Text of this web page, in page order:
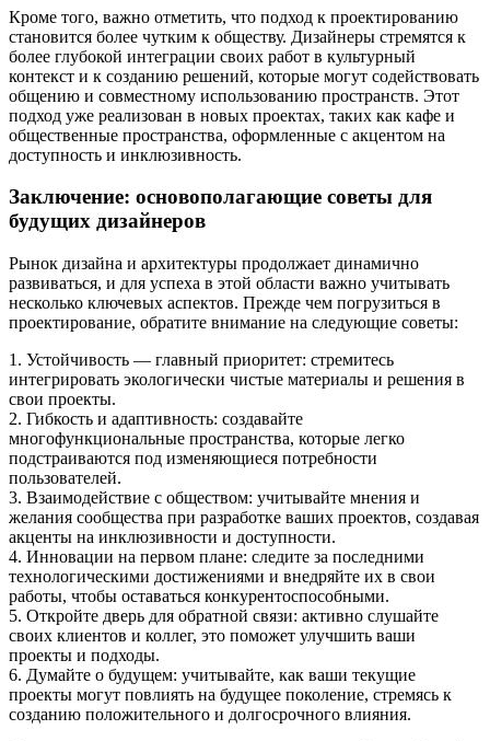
Кроме того, важно отметить, что подход к проектированию
становится более чутким к обществу. Дизайнеры стремятся к
более глубокой интеграции своих работ в культурный
контекст и к созданию решений, которые могут содействовать
общению и совместному использованию пространств. Этот
подход уже реализован в новых проектах, таких как кафе и
общественные пространства, оформленные с акцентом на
доступность и инклюзивность.
Заключение: основополагающие советы для
будущих дизайнеров
Рынок дизайна и архитектуры продолжает динамично
развиваться, и для успеха в этой области важно учитывать
несколько ключевых аспектов. Прежде чем погрузиться в
проектирование, обратите внимание на следующие советы:
1. Устойчивость — главный приоритет: стремитесь
интегрировать экологически чистые материалы и решения в
свои проекты.
2. Гибкость и адаптивность: создавайте
многофункциональные пространства, которые легко
подстраиваются под изменяющиеся потребности
пользователей.
3. Взаимодействие с обществом: учитывайте мнения и
желания сообщества при разработке ваших проектов, создавая
акценты на инклюзивности и доступности.
4. Инновации на первом плане: следите за последними
технологическими достижениями и внедряйте их в свои
работы, чтобы оставаться конкурентоспособными.
5. Откройте дверь для обратной связи: активно слушайте
своих клиентов и коллег, это поможет улучшить ваши
проекты и подходы.
6. Думайте о будущем: учитывайте, как ваши текущие
проекты могут повлиять на будущее поколение, стремясь к
созданию положительного и долгосрочного влияния.